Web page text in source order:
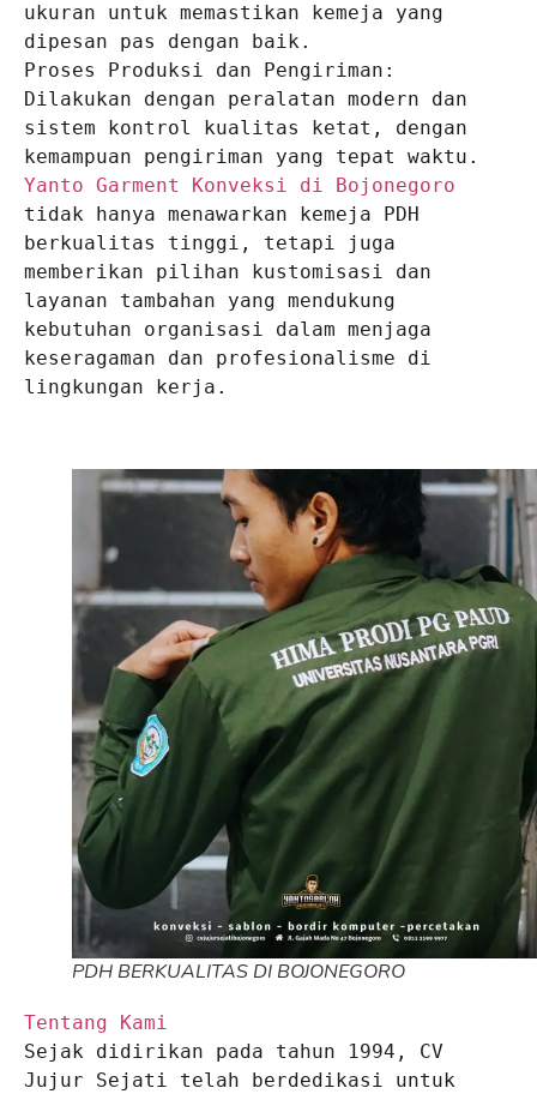
ukuran untuk memastikan kemeja yang
dipesan pas dengan baik.
Proses Produksi dan Pengiriman:
Dilakukan dengan peralatan modern dan
sistem kontrol kualitas ketat, dengan
Yanto Garment Konveksi di Bojonegoro
tidak hanya menawarkan kemeja PDH
berkualitas tinggi, tetapi juga
memberikan pilihan kustomisasi dan
layanan tambahan yang mendukung
kebutuhan organisasi dalam menjaga
keseragaman dan profesionalisme di
lingkungan kerja.
PDH BERKUALITAS DI BOJONEGORO
Tentang Kami
Sejak didirikan pada tahun 1994, CV
Jujur Sejati telah berdedikasi untuk